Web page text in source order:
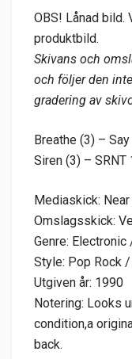
OBS! Lånad bild.
produktbild.
Skivans och
och följer den
gradering av
Breathe (3) –
Siren (3) – SRNT
Mediaskick:
Omslagsskick:
Genre: Electronic
Style: Pop Rock
Utgiven år: 1990
Notering: Looks
condition,a
back.